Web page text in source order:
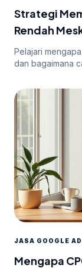
Strategi
Rendah
Pelajari
dan bagaimana
JASA GOOGLE
Mengapa